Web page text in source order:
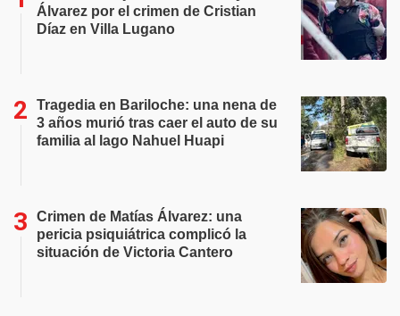
Álvarez por el crimen de Cristian
Díaz en Villa Lugano
Tragedia en Bariloche: una nena de
3 años murió tras caer el auto de su
familia al lago Nahuel Huapi
Crimen de Matías Álvarez: una
pericia psiquiátrica complicó la
situación de Victoria Cantero